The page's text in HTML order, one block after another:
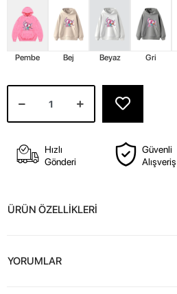
Pembe Bej Beyaz Gri
Hızlı
Gönderi
Güvenli
Alışveriş
ÜRÜN ÖZELLİKLERİ
YORUMLAR